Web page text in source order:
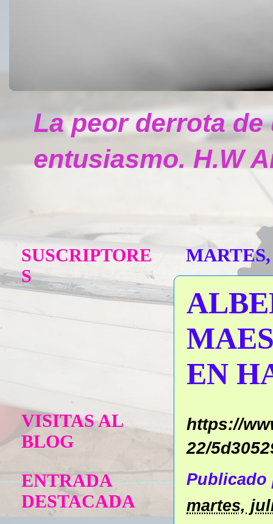
La peor derrota
entusiasmo. H.W
EN
https://
22/
martes,
SUSCRIPTORE
S
VISITAS AL
BLOG
ENTRADA
DESTACADA